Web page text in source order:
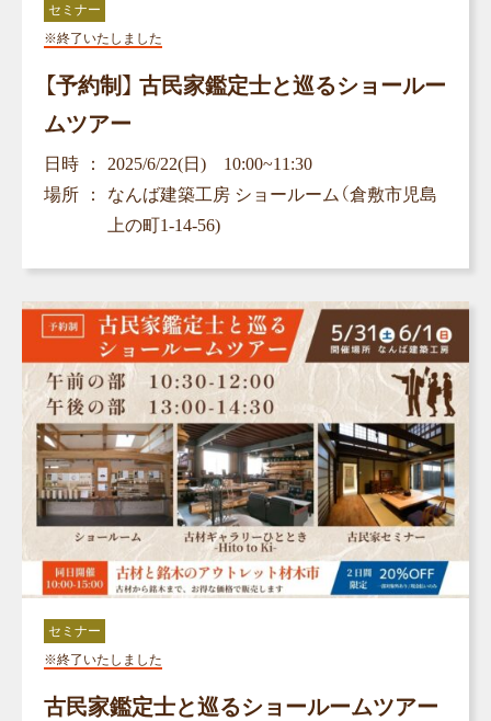
セミナー
※終了いたしました
【予約制】 古民家鑑定士と巡るショールー
ムツアー
日時
2025/6/22(日) 10:00~11:30
場所
なんば建築工房 ショールーム（倉敷市児島
上の町1-14-56)
セミナー
※終了いたしました
古民家鑑定士と巡るショールームツアー